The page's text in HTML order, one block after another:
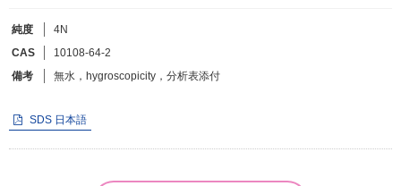
化学式で検索
和名・英名で検索
純度
4N
CAS
10108-64-2
備考
無水，hygroscopicity，分析表添付
SDS 日本語